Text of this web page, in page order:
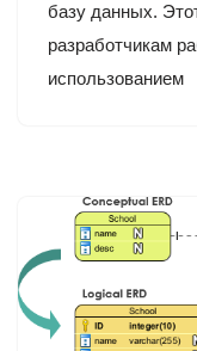
базу данных.
разработчикам
использованием